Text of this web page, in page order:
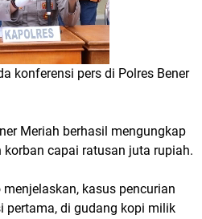
konferensi pers di Polres Bener
Meriah berhasil mengungkap
capai ratusan juta rupiah.
kasus pencurian
pertama, di gudang kopi milik